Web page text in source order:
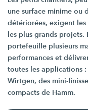
une surface minime ou
détériorées, exigent
les plus grands
portefeuille plusieurs
performances et
toutes les applications
Wirtgen, des mini-
compacts de Hamm.